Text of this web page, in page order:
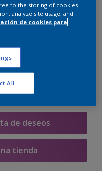
pintura
Calcular
de deseos
tienda
to the storing of cookies
analyze site usage, and
de cookies para
All